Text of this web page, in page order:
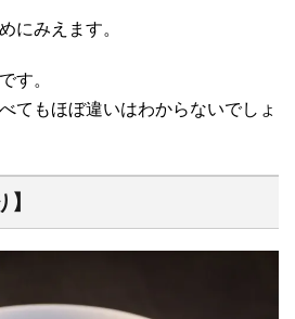
にみえます。
す。
てもほぼ違いはわからないでしょ